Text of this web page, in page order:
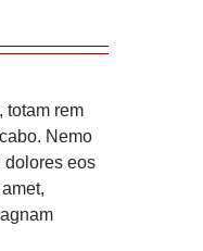
totam rem
Nemo
dolores eos